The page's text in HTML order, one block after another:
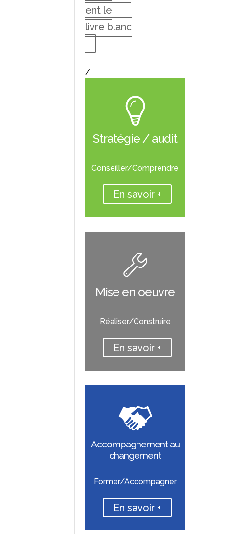
ent le
livre blanc
/
Stratégie / audit
Conseiller/Comprendre
En savoir +
Mise en oeuvre
Réaliser/Construire
En savoir +
Accompagnement au
changement
Former/Accompagner
En savoir +